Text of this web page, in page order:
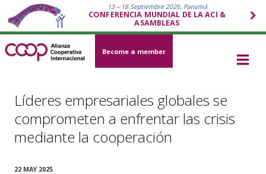
13 – 18 Septiembre 2026, Panamá
CONFERENCIA MUNDIAL DE LA ACI &
ASAMBLEAS
Become a member
Líderes empresariales globales se
comprometen a enfrentar las crisis
mediante la cooperación
22 MAY 2025